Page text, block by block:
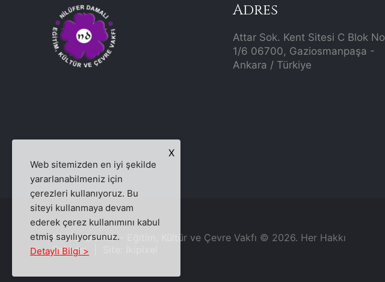
Adres
Attar Sok. Kent Sitesi C Blok No
1/6 06700, Gaziosmanpaşa -
Ankara / Türkiye
Nilüfer Damalı - Eğitim, Kültür ve Çevre Vakfı © 2026. Her Hakkı
Saklıdır. | Site:
Web sitemizden en iyi şekilde
yararlanabilmeniz için
çerezleri kullanıyoruz. Bu
siteyi kullanmaya devam
ederek çerez kullanımını kabul
etmiş sayılıyorsunuz.
Detaylı Bilgi >
X